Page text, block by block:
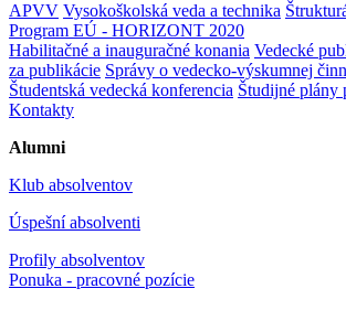
APVV Vysokoškolská veda a technika
Program EÚ - HORIZONT 2020
Habilitačné a inauguračné konania Vedecké
za publikácie Správy o vedecko-výskumnej
Študentská vedecká konferencia Študijné plány
Kontakty
Alumni
Klub absolventov
Úspešní absolventi
Profily absolventov
Ponuka - pracovné pozície